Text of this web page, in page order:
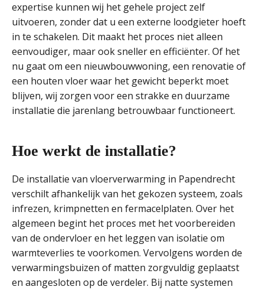
expertise kunnen wij het gehele project zelf
uitvoeren, zonder dat u een externe loodgieter hoeft
in te schakelen. Dit maakt het proces niet alleen
eenvoudiger, maar ook sneller en efficiënter. Of het
nu gaat om een nieuwbouwwoning, een renovatie of
een houten vloer waar het gewicht beperkt moet
blijven, wij zorgen voor een strakke en duurzame
installatie die jarenlang betrouwbaar functioneert.
Hoe werkt de installatie?
De installatie van vloerverwarming in Papendrecht
verschilt afhankelijk van het gekozen systeem, zoals
infrezen, krimpnetten en fermacelplaten. Over het
algemeen begint het proces met het voorbereiden
van de ondervloer en het leggen van isolatie om
warmteverlies te voorkomen. Vervolgens worden de
verwarmingsbuizen of matten zorgvuldig geplaatst
en aangesloten op de verdeler. Bij natte systemen